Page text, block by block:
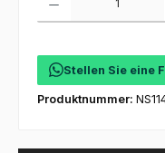
Stellen Sie eine
Produktnummer: